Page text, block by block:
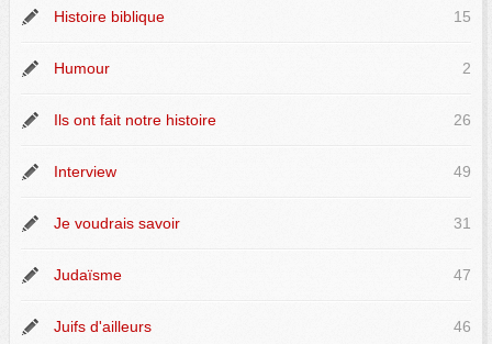
Histoire biblique 15
Humour 2
Ils ont fait notre histoire 26
Interview 49
Je voudrais savoir 31
Judaïsme 47
Juifs d'ailleurs 46